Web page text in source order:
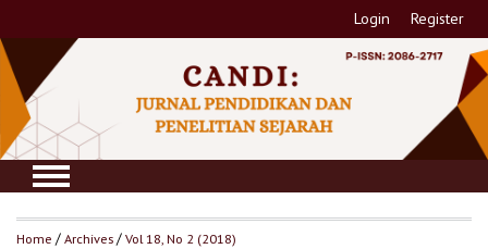
Login Register
Home /Archives/Vol 18, No 2 (2018)